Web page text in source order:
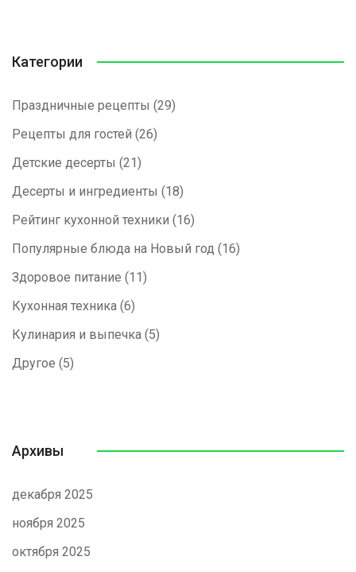
Категории
Праздничные рецепты (29)
Рецепты для гостей (26)
Детские десерты (21)
Десерты и ингредиенты (18)
Рейтинг кухонной техники (16)
Популярные блюда на Новый год (16)
Здоровое питание (11)
Кухонная техника (6)
Кулинария и выпечка (5)
Другое (5)
Архивы
декабря 2025
ноября 2025
октября 2025